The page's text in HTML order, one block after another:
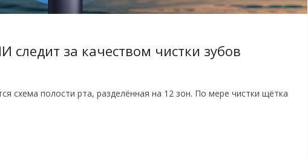
следит за качеством чистки зубов
схема полости рта, разделённая на 12 зон. По мере чистки щётка